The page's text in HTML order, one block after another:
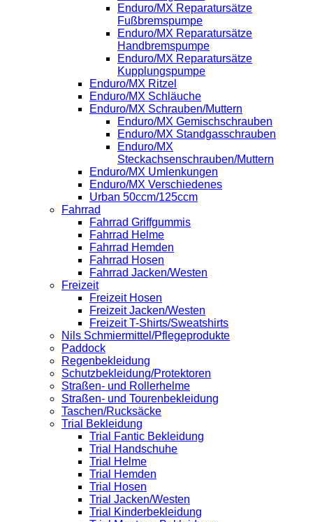
Enduro/MX Reparatursätze
Fußbremspumpe
Enduro/MX Reparatursätze
Handbremspumpe
Enduro/MX Reparatursätze
Kupplungspumpe
Enduro/MX Ritzel
Enduro/MX Schläuche
Enduro/MX Schrauben/Muttern
Enduro/MX Gemischschrauben
Enduro/MX Standgasschrauben
Enduro/MX
Steckachsenschrauben/Muttern
Enduro/MX Umlenkungen
Enduro/MX Verschiedenes
Urban 50ccm/125ccm
Fahrrad
Fahrrad Griffgummis
Fahrrad Helme
Fahrrad Hemden
Fahrrad Hosen
Fahrrad Jacken/Westen
Freizeit
Freizeit Hosen
Freizeit Jacken/Westen
Freizeit T-Shirts/Sweatshirts
Nils Schmiermittel/Pflegeprodukte
Paddock
Regenbekleidung
Schutzbekleidung/Protektoren
Straßen- und Rollerhelme
Straßen- und Tourenbekleidung
Taschen/Rucksäcke
Trial Bekleidung
Trial Fantic Bekleidung
Trial Handschuhe
Trial Helme
Trial Hemden
Trial Hosen
Trial Jacken/Westen
Trial Kinderbekleidung